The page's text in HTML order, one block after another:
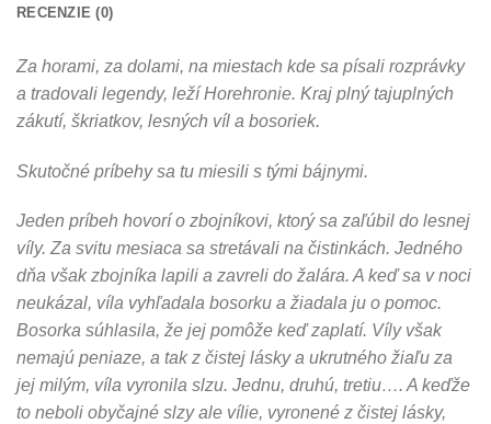
RECENZIE (0)
Za horami, za dolami, na miestach kde sa písali rozprávky
a tradovali legendy, leží Horehronie. Kraj plný tajuplných
zákutí, škriatkov, lesných víl a bosoriek.
Skutočné príbehy sa tu miesili s tými bájnymi.
Jeden príbeh hovorí o zbojníkovi, ktorý sa zaľúbil do lesnej
víly.Za svitu mesiaca sa stretávali na čistinkách. Jedného
dňa však zbojníka lapili a zavreli do žalára. A keď sa v noci
neukázal, víla vyhľadala bosorku a žiadala ju o pomoc.
Bosorka súhlasila, že jej pomôže keď zaplatí. Víly však
nemajú peniaze, a tak z čistej lásky a ukrutného žiaľu za
jej milým, víla vyronila slzu. Jednu, druhú, tretiu…. A keďže
to neboli obyčajné slzy ale vílie, vyronené z čistej lásky,